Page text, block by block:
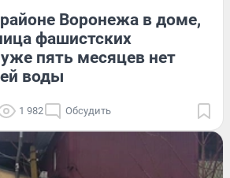
Воронежа в доме,
фашистских
пять месяцев нет
воды
1 982 Обсудить